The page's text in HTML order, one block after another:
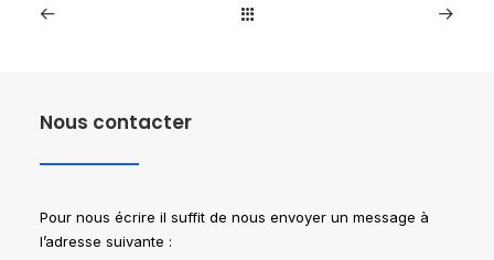
Nous contacter
Pour nous écrire il suffit de nous envoyer un message à
l’adresse suivante :